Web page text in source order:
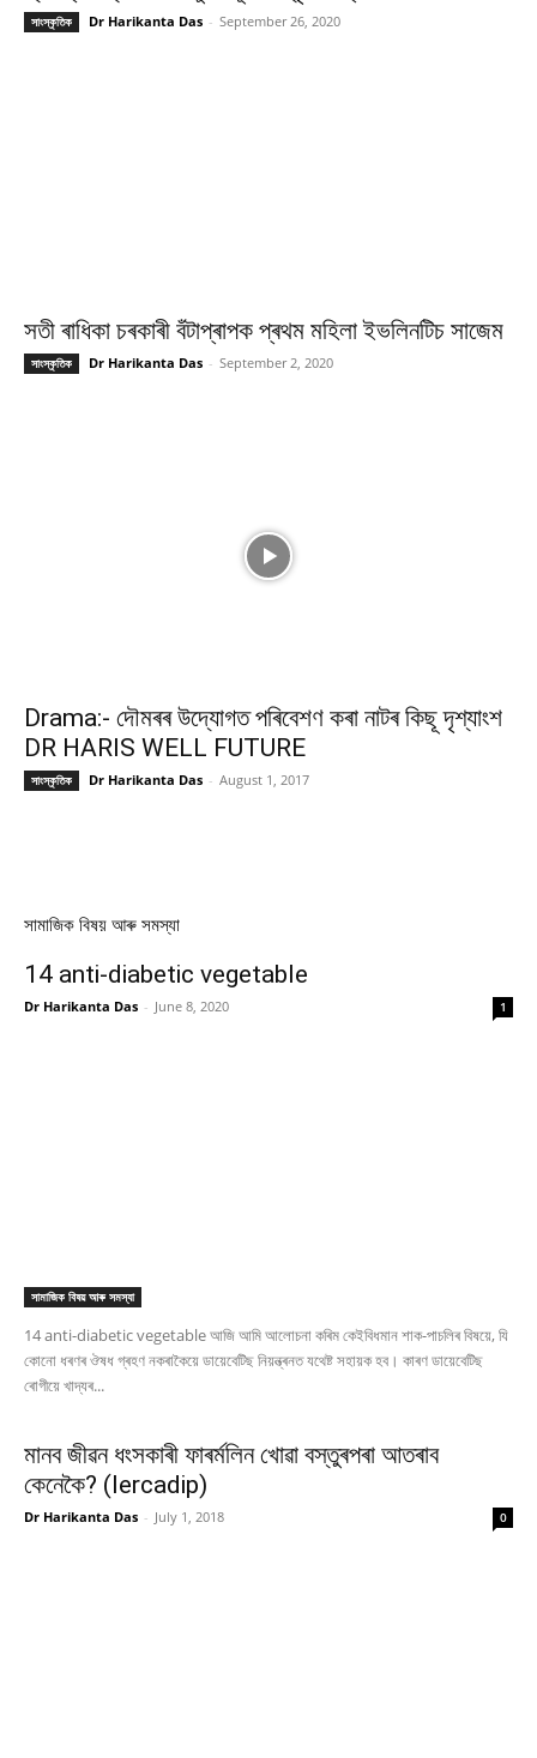
সাংস্কৃতিক Dr Harikanta Das - September 26, 2020
সতী ৰাধিকা চৰকাৰী বঁটাপ্ৰাপক প্ৰথম মহিলা ইভলিনটিচ সাজেম
সাংস্কৃতিক Dr Harikanta Das - September 2, 2020
Drama:- দৌমৰৰ উদ্যোগত পৰিবেশণ কৰা নাটৰ কিছূ দৃশ্যাংশ
DR HARIS WELL FUTURE
সাংস্কৃতিক Dr Harikanta Das - August 1, 2017
সামাজিক বিষয় আৰু সমস্যা
14 anti-diabetic vegetable
Dr Harikanta Das - June 8, 2020 1
সামাজিক বিষয় আৰু সমস্যা
14 anti-diabetic vegetable আজি আমি আলোচনা কৰিম কেইবিধমান শাক-পাচলিৰ বিষয়ে, যি
কোনো ধৰণৰ ঔষধ গ্ৰহণ নকৰাকৈয়ে ডায়েবেটিছ নিয়ন্ত্ৰনত যথেষ্ট সহায়ক হব। কাৰণ ডায়েবেটিছ
ৰোগীয়ে খাদ্যৰ...
মানব জীৱন ধংসকাৰী ফাৰৰ্মলিন খোৱা বস্তুৰপৰা আতৰাব
কেনেকৈ? (lercadip)
Dr Harikanta Das - July 1, 2018 0